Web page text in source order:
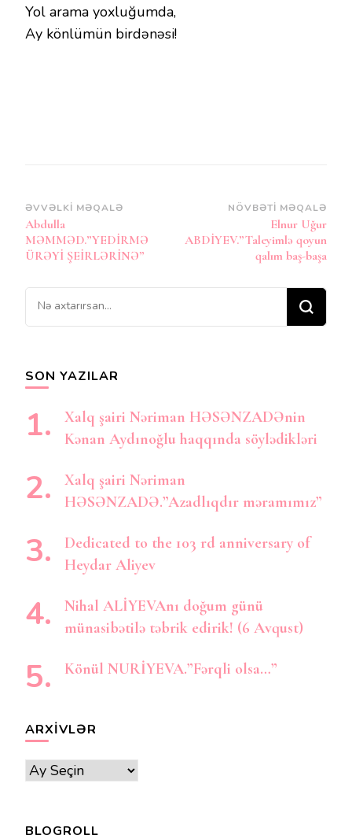
Yol arama yoxluğumda,
Ay könlümün birdənəsi!
Post
Naviqasiya
ƏVVƏLKI MƏQALƏ
Abdulla
MƏMMƏD.”YEDİRMƏ
ÜRƏYİ ŞEİRLƏRİNƏ”
NÖVBƏTI MƏQALƏ
Elnur Uğur
ABDİYEV.”Taleyimlə qoyun
qalım baş-başa
Bir
şey
SON YAZILAR
Xalq şairi Nəriman HƏSƏNZADƏnin
Kənan Aydınoğlu haqqında söylədikləri
Xalq şairi Nəriman
HƏSƏNZADƏ.”Azadlıqdır məramımız”
Dedicated to the 103 rd anniversary of
Heydar Aliyev
Nihal ALİYEVAnı doğum günü
münasibətilə təbrik edirik! (6 Avqust)
Könül NURİYEVA.”Fərqli olsa…”
ARXIVLƏR
Arxivlər
BLOGROLL